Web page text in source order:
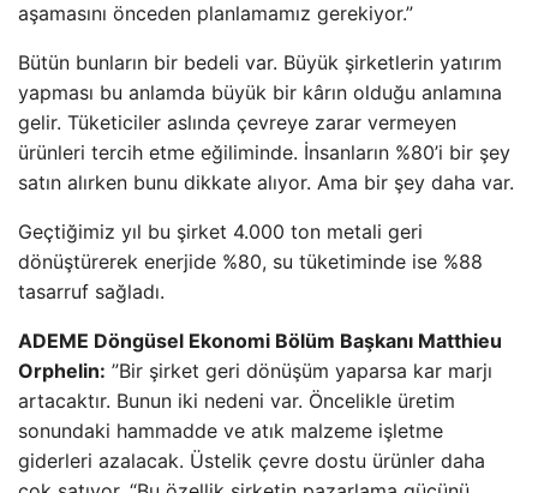
aşamasını önceden planlamamız gerekiyor.”
Bütün bunların bir bedeli var. Büyük şirketlerin yatırım
yapması bu anlamda büyük bir kârın olduğu anlamına
gelir. Tüketiciler aslında çevreye zarar vermeyen
ürünleri tercih etme eğiliminde. İnsanların %80’i bir şey
satın alırken bunu dikkate alıyor. Ama bir şey daha var.
Geçtiğimiz yıl bu şirket 4.000 ton metali geri
dönüştürerek enerjide %80, su tüketiminde ise %88
tasarruf sağladı.
ADEME Döngüsel Ekonomi Bölüm Başkanı Matthieu
Orphelin: ”Bir şirket geri dönüşüm yaparsa kar marjı
artacaktır. Bunun iki nedeni var. Öncelikle üretim
sonundaki hammadde ve atık malzeme işletme
giderleri azalacak. Üstelik çevre dostu ürünler daha